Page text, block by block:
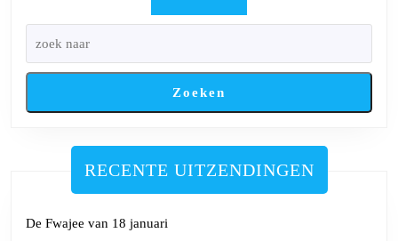
Zoeken
RECENTE UITZENDINGEN
De Fwajee van 18 januari